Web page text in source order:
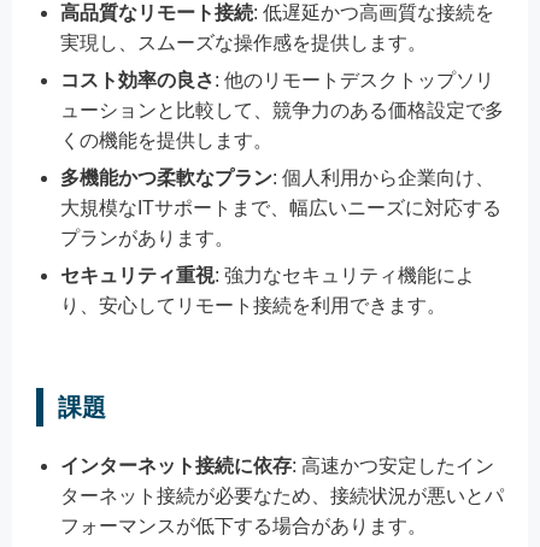
高品質なリモート接続: 低遅延かつ高画質な接続を
実現し、スムーズな操作感を提供します。
コスト効率の良さ: 他のリモートデスクトップソリ
ューションと比較して、競争力のある価格設定で多
くの機能を提供します。
多機能かつ柔軟なプラン: 個人利用から企業向け、
大規模なITサポートまで、幅広いニーズに対応する
プランがあります。
セキュリティ重視: 強力なセキュリティ機能によ
り、安心してリモート接続を利用できます。
課題
インターネット接続に依存: 高速かつ安定したイン
ターネット接続が必要なため、接続状況が悪いとパ
フォーマンスが低下する場合があります。